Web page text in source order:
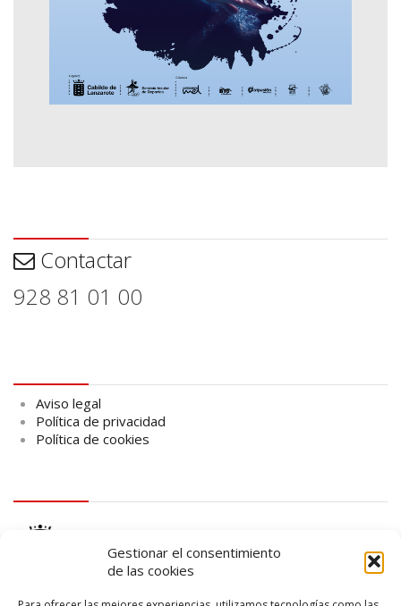
Gestionar el consentimiento
de las cookies
Contactar
928 81 01 00
Aviso legal
Política de privacidad
Política de cookies